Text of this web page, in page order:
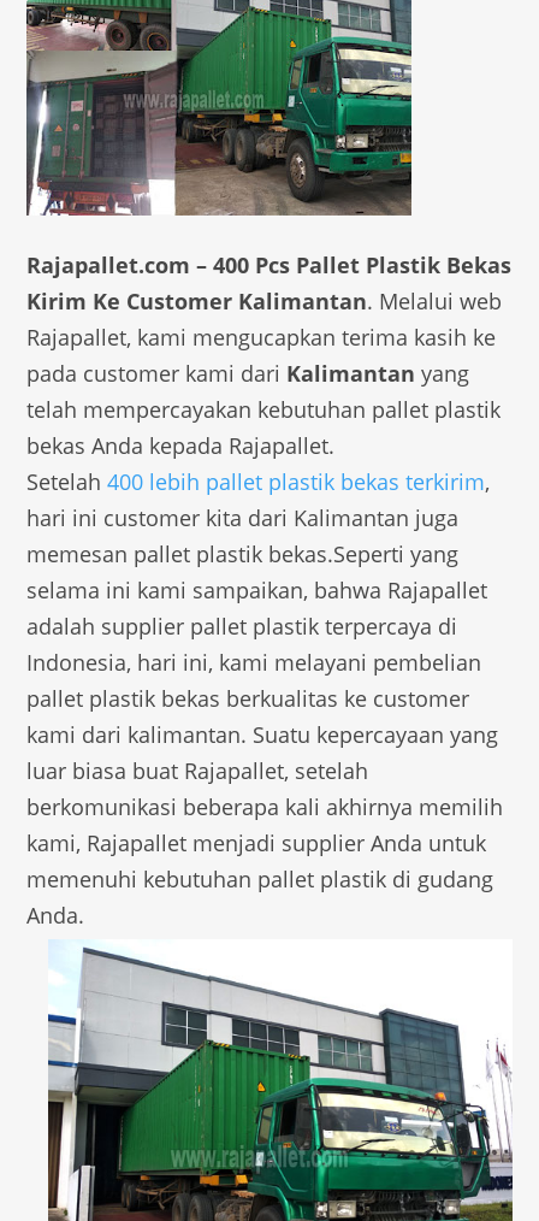
Rajapallet.com – 400 Pcs Pallet Plastik Bekas
Kirim Ke Customer Kalimantan. Melalui web
Rajapallet, kami mengucapkan terima kasih ke
pada customer kami dari Kalimantanyang
telah mempercayakan kebutuhan pallet plastik
bekas Anda kepada Rajapallet.
Setelah400 lebih pallet plastik bekas terkirim,
hari ini customer kita dari Kalimantan juga
memesan pallet plastik bekas.Seperti yang
selama ini kami sampaikan, bahwa Rajapallet
adalah supplier pallet plastik terpercaya di
Indonesia, hari ini, kami melayani pembelian
pallet plastik bekas berkualitas ke customer
kami dari kalimantan. Suatu kepercayaan yang
luar biasa buat Rajapallet, setelah
berkomunikasi beberapa kali akhirnya memilih
kami, Rajapallet menjadi supplier Anda untuk
memenuhi kebutuhan pallet plastik di gudang
Anda.